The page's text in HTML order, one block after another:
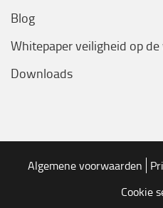
Blog
Whitepaper veiligheid op
Downloads
Algemene voorwaarden
Cookie